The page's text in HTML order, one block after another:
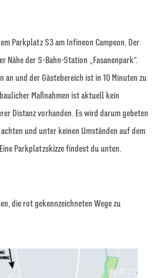
Parkplatz S3 am Infineon Campeon. Der
Nähe der S-Bahn-Station „Fasanenpark“.
und der Gästebereich ist in 10 Minuten zu
Maßnahmen ist aktuell kein
Distanz vorhanden. Es wird darum gebeten
und unter keinen Umständen auf dem
Parkplatzskizze findest du unten.
die rot gekennzeichneten Wege zu